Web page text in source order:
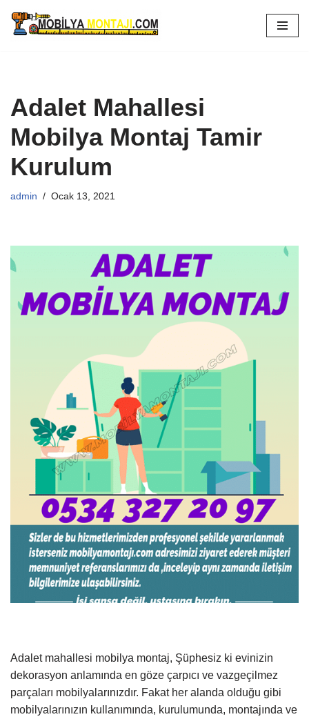
İçeriğe
Adalet Mahallesi
Mobilya Montaj Tamir
Kurulum
admin Ocak 13, 2021
Adalet mahallesi mobilya montaj, Şüphesiz ki evinizin
dekorasyon anlamında en göze çarpıcı ve vazgeçilmez
parçaları mobilyalarınızdır. Fakat her alanda olduğu gibi
mobilyalarınızın kullanımında, kurulumunda, montajında ve